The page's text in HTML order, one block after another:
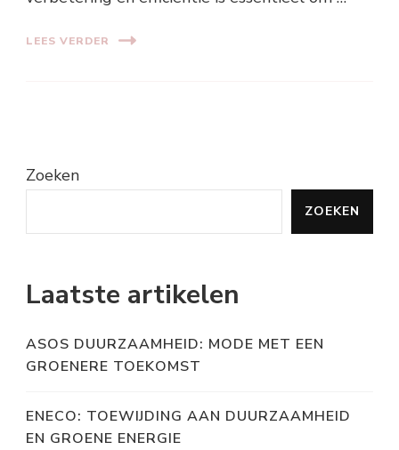
LEES VERDER
Zoeken
ZOEKEN
Laatste artikelen
ASOS DUURZAAMHEID: MODE MET EEN
GROENERE TOEKOMST
ENECO: TOEWIJDING AAN DUURZAAMHEID
EN GROENE ENERGIE